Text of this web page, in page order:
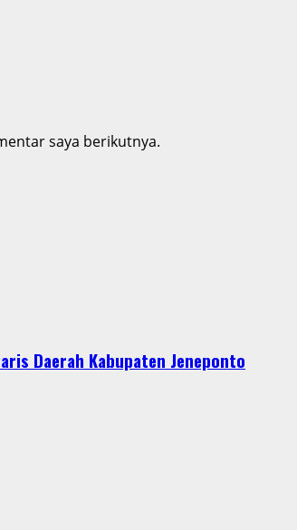
saya berikutnya.
Daerah Kabupaten Jeneponto